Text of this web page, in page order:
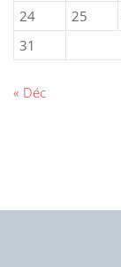
24
25
31
« Déc